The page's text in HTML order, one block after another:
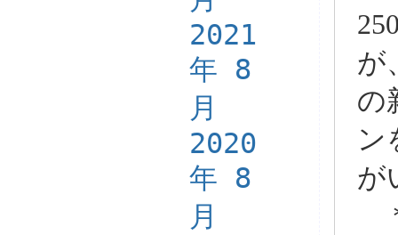
2021
年 8
月
2020
年 8
月
が
の
ン
が